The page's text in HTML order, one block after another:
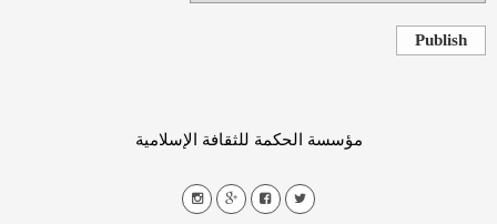
Publish
مؤسسة الحكمة للثقافة الإسلامية